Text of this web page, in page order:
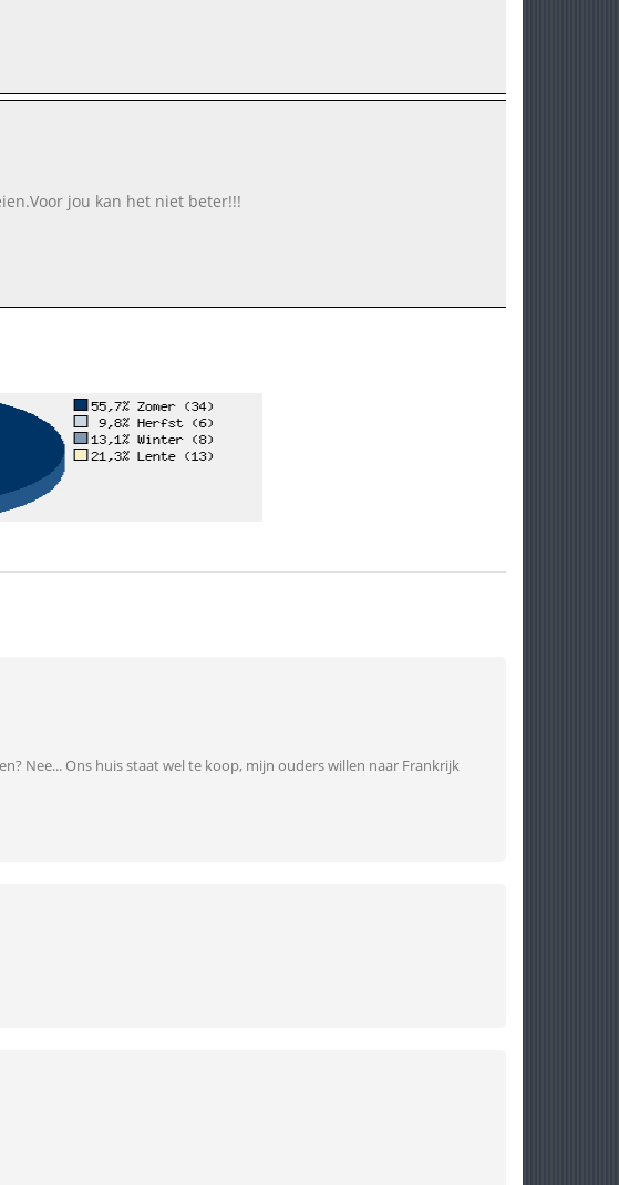
jou kan het niet beter!!!
Nee... Ons huis staat wel te koop, mijn ouders willen naar Frankrijk